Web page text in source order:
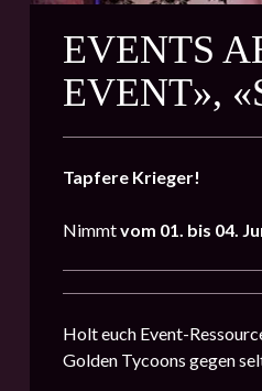
EVENTS
EVENT»,
Tapfere Krieger!
Nimmtvom 01. bis 04.
Holt euch Event-
Golden Tycoons gegen